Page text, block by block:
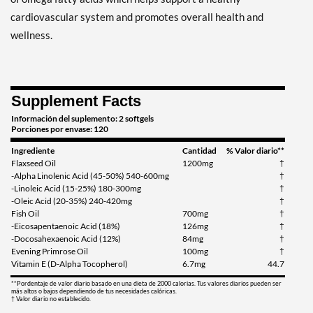
cardiovascular system and promotes overall health and
wellness.
Supplement Facts
Información del suplemento: 2 softgels
Porciones por envase: 120
Ingrediente Cantidad
% Valor diario**
Flaxseed Oil
1200mg
†
-Alpha Linolenic Acid (45-50%) 540-600mg
†
-Linoleic Acid (15-25%) 180-300mg
†
-Oleic Acid (20-35%) 240-420mg
†
Fish Oil
700mg
†
-Eicosapentaenoic Acid (18%)
126mg
†
-Docosahexaenoic Acid (12%)
84mg
†
Evening Primrose Oil
100mg
†
Vitamin E (D-Alpha Tocopherol)
6.7mg 44.7
**Pordentaje de valor diario basado en una dieta de 2000 calorias. Tus valores diarios pueden ser
más altos o bajos dependiendo de tus necesidades calóricas.
† Valor diario no establecido.